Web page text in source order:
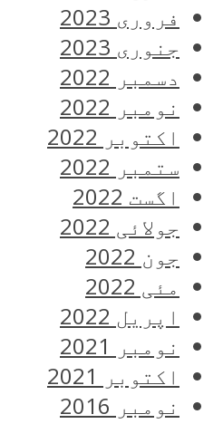
فروری 2023
جنوری 2023
دسمبر 2022
نومبر 2022
اکتوبر 2022
ستمبر 2022
اگست 2022
جولائی 2022
جون 2022
مئی 2022
اپریل 2022
نومبر 2021
اکتوبر 2021
نومبر 2016